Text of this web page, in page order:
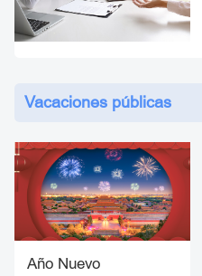
Vacaciones públicas
Año Nuevo